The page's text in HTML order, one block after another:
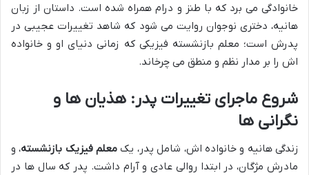
خانوادگی می برد که با طنز و درام همراه شده است. داستان از زبان
هانیه، دختری نوجوان روایت می شود که شاهد تغییرات عجیبی در
پدرش است؛ معلم بازنشسته فیزیکی که زمانی دنیای او و خانواده
اش را بر مدار نظم و منطق می چرخاند.
شروع ماجرای تغییرات پدر: هذیان ها و
نگرانی ها
زندگی هانیه و خانواده اش، شامل پدر، یک معلم فیزیک بازنشسته، و
مادرش مژگان، در ابتدا روالی عادی و آرام داشت. پدر که سال ها در